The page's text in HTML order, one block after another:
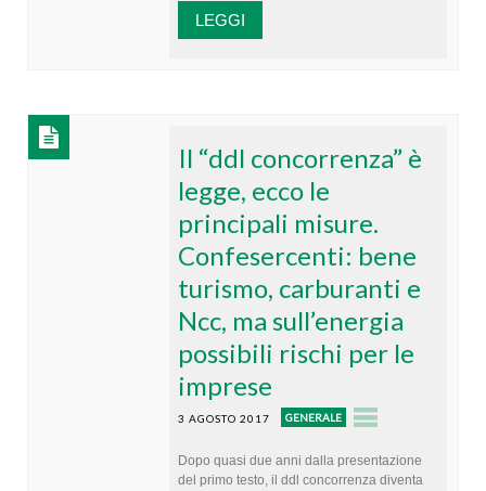
LEGGI
Il “ddl concorrenza” è
legge, ecco le
principali misure.
Confesercenti: bene
turismo, carburanti e
Ncc, ma sull’energia
possibili rischi per le
imprese
3 AGOSTO 2017 GENERALE
Dopo quasi due anni dalla presentazione
del primo testo, il ddl concorrenza diventa